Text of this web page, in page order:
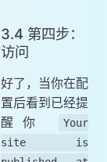
3.4 第四步：
访问
好了，当你在配
置后看到已经提
醒你
Your
site is